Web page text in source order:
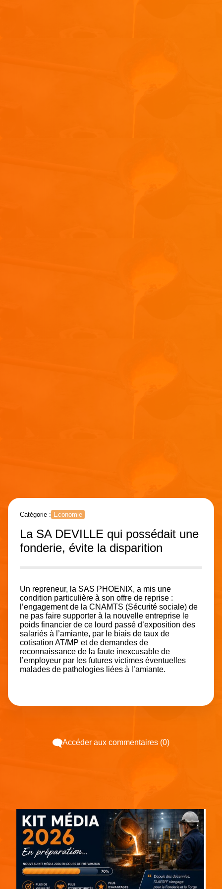
Catégorie : Economie
La SA DEVILLE qui possédait une
fonderie, évite la disparition
Un repreneur, la SAS PHOENIX, a mis une
condition particulière à son offre de reprise :
l’engagement de la CNAMTS (Sécurité sociale) de
ne pas faire supporter à la nouvelle entreprise le
poids financier de ce lourd passé d’exposition des
salariés à l’amiante, par le biais de taux de
cotisation AT/MP et de demandes de
reconnaissance de la faute inexcusable de
l’employeur par les futures victimes éventuelles
malades de pathologies liées à l’amiante.
Accéder aux commentaires (0)